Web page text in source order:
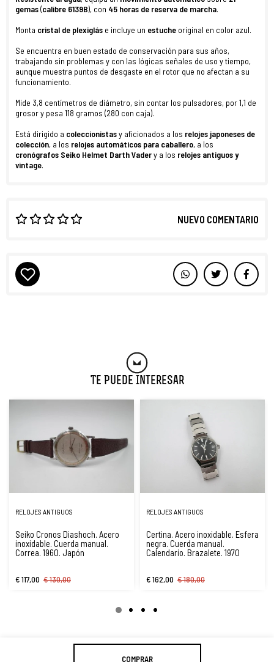
COMPRAR
gemas(calibre 6139B), con 45 horas de reserva de marcha.
Monta cristal de plexiglás e incluye un estuche original en color azul.
Se encuentra en buen estado de conservación para sus años,
trabajando sin problemas y con las lógicas señales de uso y tiempo,
aunque muestra puntos de desgaste en el rotor que no afectan a su
funcionamiento.
Mide 3,8 centímetros de diámetro, sin contar los pulsadores, por 1,1 de
grosor y pesa 118 gramos (280 con caja).
Está dirigido a coleccionistasy aficionados a los relojes japoneses de
colección, a los relojes automáticos para caballero, a los
cronógrafos Seiko Helmet Darth Vadery a los relojes antiguos y
vintage.
NUEVO COMENTARIO
Te Puede Interesar
RELOJES ANTIGUOS
Seiko Cronos Diashoch. Acero
inoxidable. Cuerda manual.
Correa. 1960. Japón
€ 117,00 € 130,00
RELOJES ANTIGUOS
Certina. Acero inoxidable. Esfera
negra. Cuerda manual.
Calendario. Brazalete. 1970
€ 162,00 € 180,00